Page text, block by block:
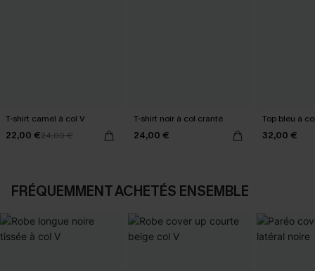
T-shirt camel à col V
22,00 €24,00 €
T-shirt noir à col cranté
24,00 €
Top bleu à
32,00 €
FRÉQUEMMENT ACHETÉS ENSEMBLE